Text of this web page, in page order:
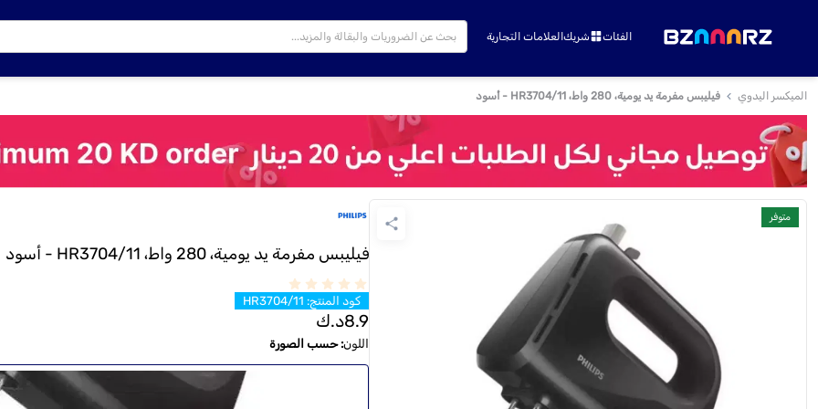
الفئات شريكالعلامات التجارية
الميكسر اليدوي فيليبس مفرمة يد يومية، 280 واط، HR3704/11 - أسود
متوفر
فيليبس مفرمة يد يومية، 280 واط، HR3704/11 - أسود
كود المنتج:
HR3704/11
8.9د.ك
اللون:حسب الصورة